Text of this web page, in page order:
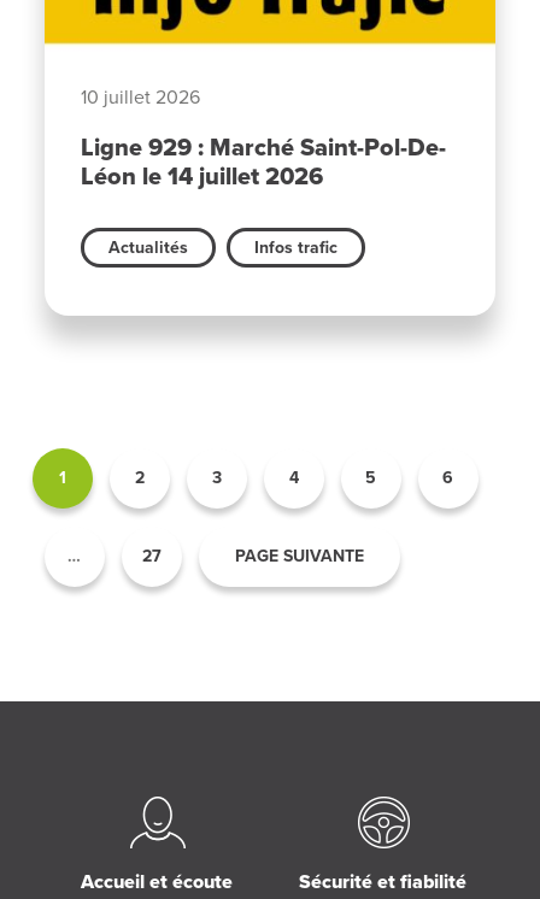
10 juillet 2026
Ligne 929 : Marché Saint-Pol-De-
Léon le 14 juillet 2026
Actualités Infos trafic
1 2 3 4 5 6
… 27 PAGE SUIVANTE
Accueil et écoute Sécurité et fiabilité